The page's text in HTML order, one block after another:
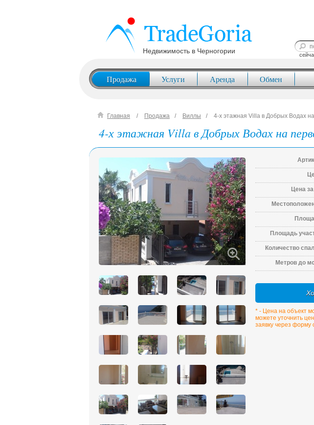
Недвижимость в Черногории
Продажа Услуги Аренда Обмен
Главная Продажа Виллы 4-х этажная Villa в Добрых Водах
4-х этажная Villa в Добрых Водах на
Цена
Площадь
Количество
Метров до
* - Цена на объект
можете уточнить
заявку через форму